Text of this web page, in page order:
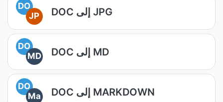
DO
JP
DOC إلى JPG
DO
MD
DOC إلى MD
DO
Ma
DOC إلى MARKDOWN